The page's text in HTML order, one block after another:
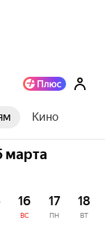
Кино
марта
16
ВС
17
ПН
18
ВТ